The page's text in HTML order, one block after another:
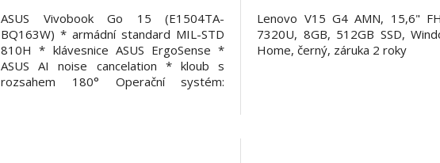
ASUS Vivobook Go 15 (E1504TA-
BQ163W) * armádní standard MIL-STD
810H * klávesnice ASUS ErgoSense *
ASUS AI noise cancelation * kloub s
rozsahem 180° Operační systém:
Lenovo V15 G4 AMN, 15,6"
7320U, 8GB, 512GB SSD,
Home, černý, záruka 2 roky